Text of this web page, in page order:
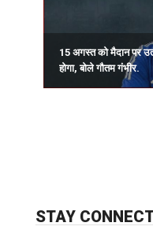
15 अगस्त को मैदान पर
होगा, बोले गौतम गंभीर.
STAY